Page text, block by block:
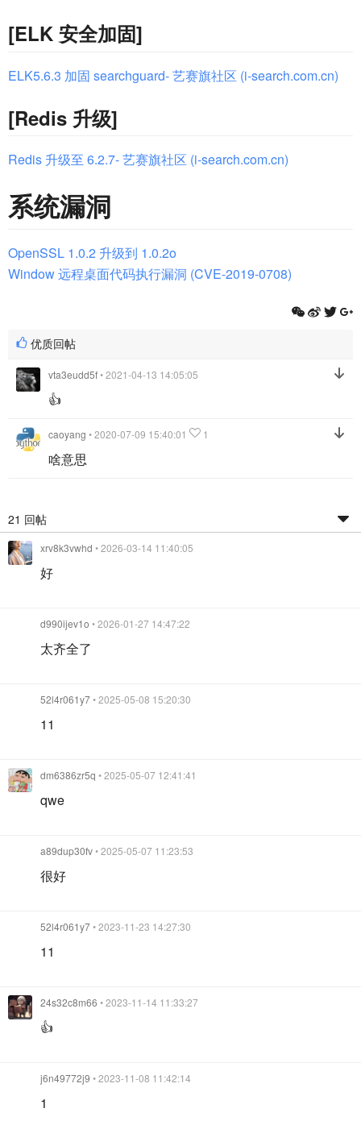
[ELK 安全加固]
ELK5.6.3 加固 searchguard- 艺赛旗社区 (i-search.com.cn)
[Redis 升级]
Redis 升级至 6.2.7- 艺赛旗社区 (i-search.com.cn)
系统漏洞
OpenSSL 1.0.2 升级到 1.0.2o
Window 远程桌面代码执行漏洞 (CVE-2019-0708)
优质回帖
vta3eudd5f• 2021-04-13 14:05:05
👍
caoyang • 2020-07-09 15:40:01 1
啥意思
21 回帖
xrv8k3vwhd • 2026-03-14 11:40:05
好
d990ijev1o • 2026-01-27 14:47:22
太齐全了
52l4r061y7• 2025-05-08 15:20:30
11
dm6386zr5q • 2025-05-07 12:41:41
qwe
a89dup30fv• 2025-05-07 11:23:53
很好
52l4r061y7• 2023-11-23 14:27:30
11
24s32c8m66 • 2023-11-14 11:33:27
👍
j6n49772j9 • 2023-11-08 11:42:14
1